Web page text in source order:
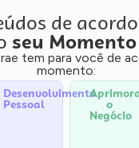
de
seu Momento
tem para você de
momento:
Desenvolvimento
Pessoal o
Negócio